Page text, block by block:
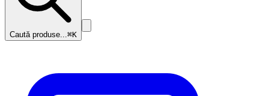
Caută produse...⌘K